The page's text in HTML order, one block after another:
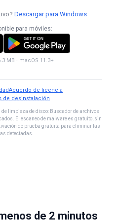
Descargar para Windows
para móviles:
Acuerdo de licencia
de desinstalación
limpieza de disco: Buscador de archivos
El escaneo de malware es gratuito, sin
de prueba gratuita para eliminar las
detectadas.
MB · macOS 11.3+
de 2 minutos